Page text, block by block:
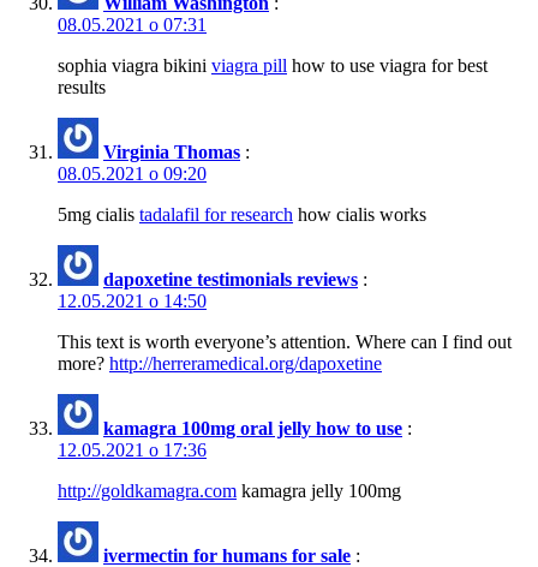
08.05.2021 о 07:31
sophia viagra bikini viagra pill how to use viagra for best
results
Virginia Thomas :
08.05.2021 о 09:20
5mg cialis tadalafil for research how cialis works
dapoxetine testimonials reviews :
12.05.2021 о 14:50
This text is worth everyone’s attention. Where can I find out
more? http://herreramedical.org/dapoxetine
kamagra 100mg oral jelly how to use :
12.05.2021 о 17:36
http://goldkamagra.com kamagra jelly 100mg
ivermectin for humans for sale :